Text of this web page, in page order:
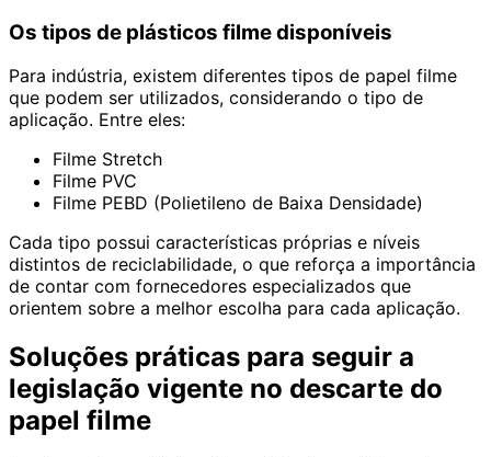
Os tipos de plásticos filme disponíveis
Para indústria, existem diferentes tipos de papel filme
que podem ser utilizados, considerando o tipo de
aplicação. Entre eles:
Filme Stretch
Filme PVC
Filme PEBD (Polietileno de Baixa Densidade)
Cada tipo possui características próprias e níveis
distintos de reciclabilidade, o que reforça a importância
de contar com fornecedores especializados que
orientem sobre a melhor escolha para cada aplicação.
Soluções práticas para seguir a
legislação vigente no descarte do
papel filme